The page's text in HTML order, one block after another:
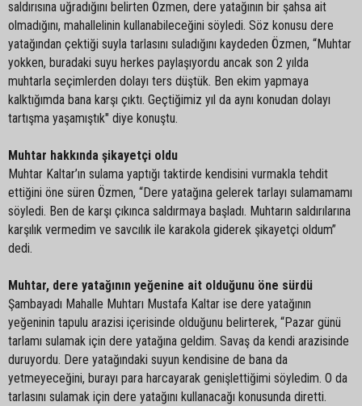
saldırısına uğradığını belirten Özmen, dere yatağının bir şahsa ait
olmadığını, mahallelinin kullanabileceğini söyledi. Söz konusu dere
yatağından çektiği suyla tarlasını suladığını kaydeden Özmen, “Muhtar
yokken, buradaki suyu herkes paylaşıyordu ancak son 2 yılda
muhtarla seçimlerden dolayı ters düştük. Ben ekim yapmaya
kalktığımda bana karşı çıktı. Geçtiğimiz yıl da aynı konudan dolayı
tartışma yaşamıştık" diye konuştu.
Muhtar hakkında şikayetçi oldu
Muhtar Kaltar’ın sulama yaptığı taktirde kendisini vurmakla tehdit
ettiğini öne süren Özmen, “Dere yatağına gelerek tarlayı sulamamamı
söyledi. Ben de karşı çıkınca saldırmaya başladı. Muhtarın saldırılarına
karşılık vermedim ve savcılık ile karakola giderek şikayetçi oldum”
dedi.
Muhtar, dere yatağının yeğenine ait olduğunu öne sürdü
Şambayadı Mahalle Muhtarı Mustafa Kaltar ise dere yatağının
yeğeninin tapulu arazisi içerisinde olduğunu belirterek, “Pazar günü
tarlamı sulamak için dere yatağına geldim. Savaş da kendi arazisinde
duruyordu. Dere yatağındaki suyun kendisine de bana da
yetmeyeceğini, burayı para harcayarak genişlettiğimi söyledim. O da
tarlasını sulamak için dere yatağını kullanacağı konusunda diretti.